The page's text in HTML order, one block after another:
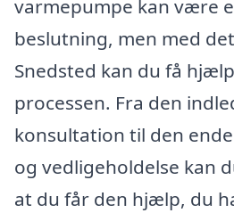
varmepumpe kan være
beslutning, men med
Snedsted kan du få
processen. Fra den
konsultation til den
og vedligeholdelse kan
at du får den hjælp, du